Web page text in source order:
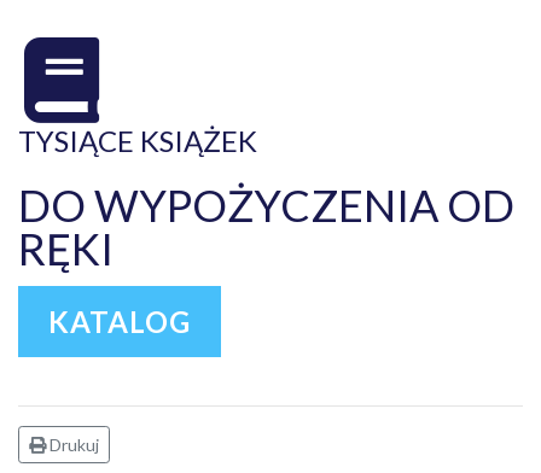
TYSIĄCE KSIĄŻEK
DO WYPOŻYCZENIA OD
RĘKI
KATALOG
Drukuj